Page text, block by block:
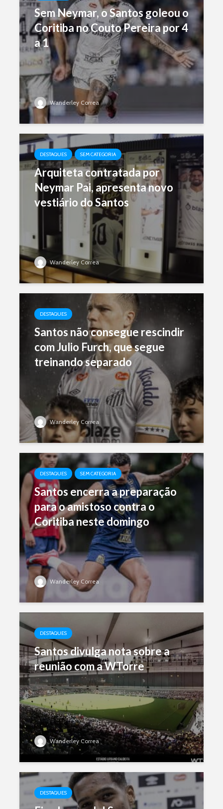
Sem Neymar, o Santos goleou o
Coritiba no Couto Pereira por 4
a 1
Wanderley Correa
DESTAQUES SEM CATEGORIA
Arquiteta contratada por
Neymar Pai, apresenta novo
vestiário do Santos
Wanderley Correa
DESTAQUES
Santos não consegue rescindir
com Julio Furch, que segue
treinando separado
Wanderley Correa
DESTAQUES SEM CATEGORIA
Santos encerra a preparação
para o amistoso contra o
Coritiba neste domingo
Wanderley Correa
DESTAQUES
Santos divulga nota sobre a
reunião com a WTorre
Wanderley Correa
DESTAQUES